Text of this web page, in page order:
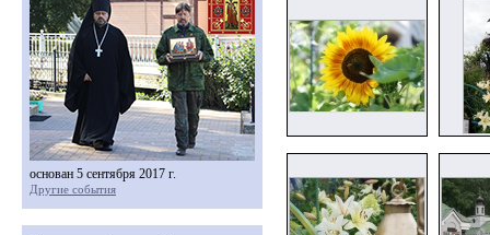
основан 5 сентября 2017 г.
Другие события